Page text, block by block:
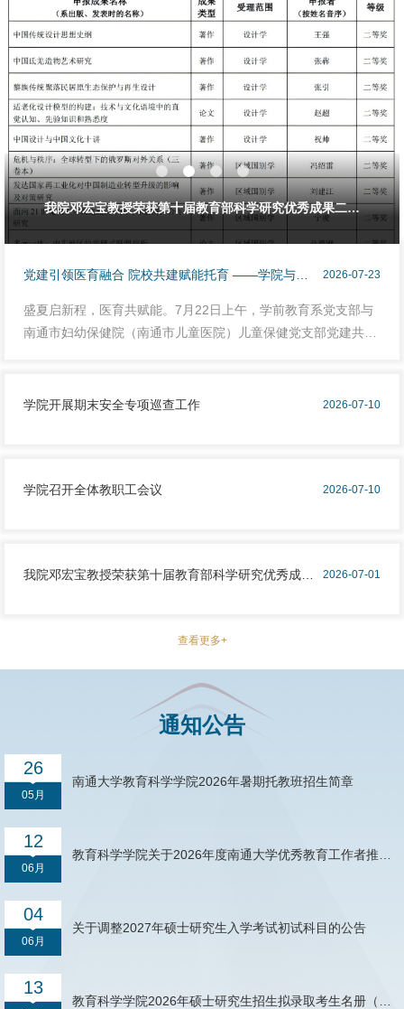
查看更多+
我院邓宏宝教授荣获第十届教育部科学研究优秀成果二等
奖
党建引领医育融合 院校共建赋能托育 ——学院与市
妇幼保健院开展党建共建暨实践基地揭牌活动
2026-07-23
盛夏启新程，医育共赋能。7月22日上午，学前教育系党支部与
南通市妇幼保健院（南通市儿童医院）儿童保健党支部党建共建
儿童保健协同育人通道，探索“党建引领、医育融合、实践赋
务四大板块敲定深度合作细则，明确常态化开展联合主题党日、
学院开展期末安全专项巡查工作 2026-07-10
安全隐患，7月9日，学院党委书记曹阳带队，学院领导班子成员
近，中心附近最大风力可达17级以上，预计将对江苏地区造成明
上级部署，切实保障校园财产安全和师生人身安全，学院第一时
学院召开全体教职工会议 2026-07-10
体工作。他肯定了学院在学科建设、教育教学、人才培养、科研
工作，说明政策依据、评定标准、实施流程与结果运用方式，强
向作用，激发全院教职工干事创业活力。曹阳总结学院上半年党
建工作，梳理理论学习、基层党建、党风廉政、师德师风、意识
形态及党建赋能业务发展等工作成效，剖析当前党建工作存在的
我院邓宏宝教授荣获第十届教育部科学研究优秀成果 2026-07-01
学）评选结果。我院教授、南通大学职业技术教育与区域发展研
高校科学研究优秀成果奖（人文社会科学）。此前，该著作曾获
江苏省哲学社会科学优秀成果二等奖。《未来产业工人工匠精神
育学一般课题“职业生涯教育视角下未来产业工人工匠精神培育
的路径与策略研究”的结题成果。该著作立足新时代产业工人队
伍建设和职业教育高质量发展需要，系统梳理我国职业院校学生
工匠精神培育的历史脉络与现实状况，结合大
通知公告
26
05月
南通大学教育科学学院2026年暑期托教班招生简章
12
06月
教育科学学院关于2026年度南通大学优秀教育工作者推荐
04
06月
关于调整2027年硕士研究生入学考试初试科目的公告
13
教育科学学院2026年硕士研究生招生拟录取考生名册（调